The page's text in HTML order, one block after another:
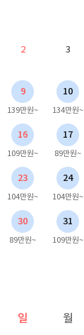
2 3
9
139만원~
10
134만원~
16
109만원~
17
89만원~
23
104만원~
24
104만원~
30
89만원~
31
109만원~
일 월